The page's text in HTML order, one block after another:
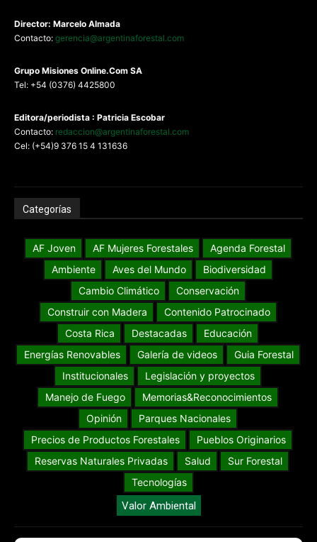
Director: Marcelo Almada
Contacto: gerencia@argentinaforestal.com
Grupo Misiones Online.Com SA
Tel: +54 (0376) 4425800
Editora/periodista : Patricia Escobar
Contacto: redaccion@argentinaforestal.com
Cel: (+54)9 376 15 4 131636
Categorías
AF Joven AF Mujeres Forestales
Agenda Forestal
Ambiente
Aves del Mundo
Biodiversidad
Cambio Climático
Conservación
Construir con Madera
Contenido Patrocinado
Costa Rica
Destacadas
Educación
Energías Renovables
Galería de videos
Guia Forestal
Institucionales
Legislación y proyectos
Manejo de Fuego
Memorias&Reconocimientos
Opinión
Parques Nacionales
Precios de Productos Forestales
Pueblos Originarios
Reservas Naturales Privadas
Salud
Sur Forestal
Tecnologías
Valor Ambiental